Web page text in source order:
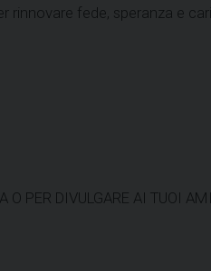
rinnovare fede, speranza e
PER DIVULGARE AI TUOI